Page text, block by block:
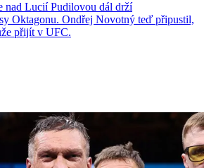
nad Lucií Pudilovou dál drží
Oktagonu. Ondřej Novotný teď připustil,
přijít v UFC.